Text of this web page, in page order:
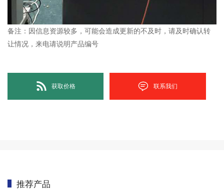
备注：因信息资源较多，可能会造成更新的不及时，请及时确认转
让情况，来电请说明产品编号
获取价格 联系我们
推荐产品